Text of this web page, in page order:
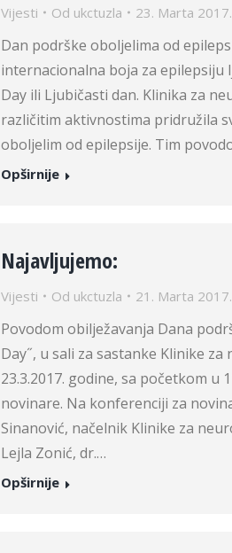
Vijesti Od ukctuzla 23. Marta 2017.
Dan podrške oboljelima od
internacionalna boja za epilepsiju
Day ili Ljubičasti dan. Klinika za
različitim aktivnostima pridružila
oboljelim od epilepsije. Tim
Opširnije
Najavljujemo:
Vijesti Od ukctuzla 21. Marta 2017.
Povodom obilježavanja Dana
Day˝, u sali za sastanke Klinike
23.3.2017. godine, sa početkom u
novinare. Na konferenciji za
Sinanović, načelnik Klinike za
Lejla Zonić, dr.…
Opširnije